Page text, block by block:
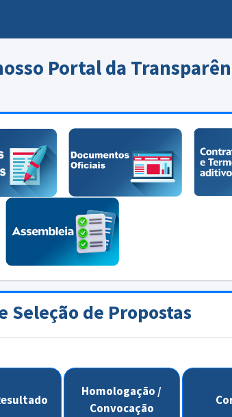
Portal da
Seleção de Propostas
Homologação /
Convocação